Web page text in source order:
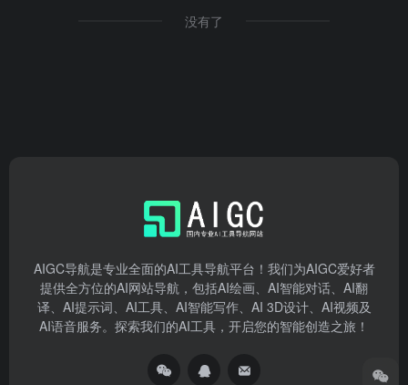
没有了
AIGC导航是专业全面的AI工具导航平台！我们为AIGC爱好者
提供全方位的AI网站导航，包括AI绘画、AI智能对话、AI翻
译、AI提示词、AI工具、AI智能写作、AI 3D设计、AI视频及
AI语音服务。探索我们的AI工具，开启您的智能创造之旅！